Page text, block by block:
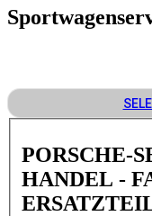
PORSCHE-
HANDEL -